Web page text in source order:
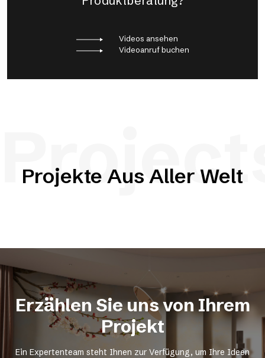
Videos ansehen
Videoanruf buchen
Projekte Aus Aller Welt
Erzählen Sie uns von Ihrem
Projekt
Ein Expertenteam steht Ihnen zur Verfügung, um Ihre Ideen